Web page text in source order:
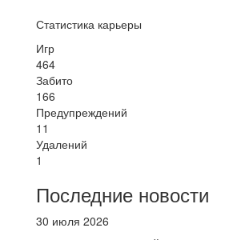
Статистика карьеры
Игр
464
Забито
166
Предупреждений
11
Удалений
1
Последние новости
30 июля 2026